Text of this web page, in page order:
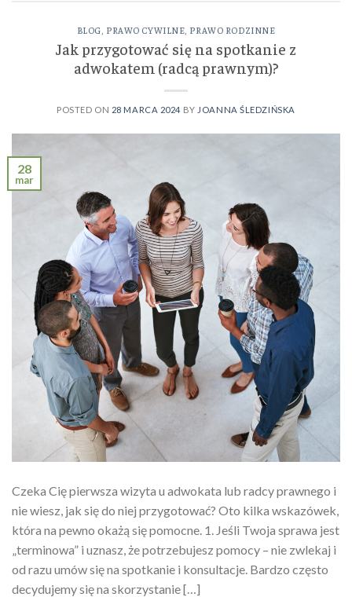
BLOG PRAWO CYWILNE PRAWO RODZINNE
Jak przygotować się na spotkanie z
adwokatem (radcą prawnym)?
POSTED ON 28 MARCA 2024 BY JOANNA ŚLEDZIŃSKA
28
mar
Czeka Cię pierwsza wizyta u adwokata lub radcy prawnego i
nie wiesz, jak się do niej przygotować? Oto kilka wskazówek,
która na pewno okażą się pomocne. 1. Jeśli Twoja sprawa jest
„terminowa” i uznasz, że potrzebujesz pomocy – nie zwlekaj i
od razu umów się na spotkanie i konsultacje. Bardzo często
decydujemy się na skorzystanie […]